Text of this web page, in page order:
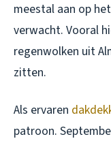
meestal aan op
verwacht. Vooral
regenwolken uit
zitten.
Als ervaren
patroon.